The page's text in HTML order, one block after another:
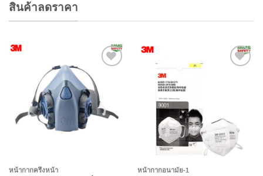
สินค้าลดราคา
wishlist
หน้ากากครึ่งหน้า หน้ากากอนามัย-1